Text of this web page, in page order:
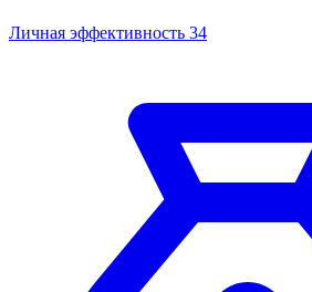
Личная эффективность 34